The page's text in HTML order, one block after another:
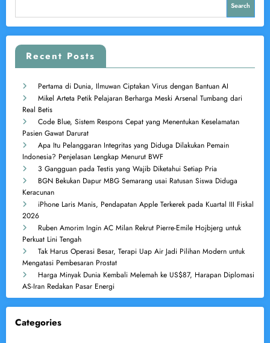
Search
Recent Posts
Pertama di Dunia, Ilmuwan Ciptakan Virus dengan Bantuan AI
Mikel Arteta Petik Pelajaran Berharga Meski Arsenal Tumbang dari
Real Betis
Code Blue, Sistem Respons Cepat yang Menentukan Keselamatan
Pasien Gawat Darurat
Apa Itu Pelanggaran Integritas yang Diduga Dilakukan Pemain
Indonesia? Penjelasan Lengkap Menurut BWF
3 Gangguan pada Testis yang Wajib Diketahui Setiap Pria
BGN Bekukan Dapur MBG Semarang usai Ratusan Siswa Diduga
Keracunan
iPhone Laris Manis, Pendapatan Apple Terkerek pada Kuartal III Fiskal
2026
Ruben Amorim Ingin AC Milan Rekrut Pierre-Emile Hojbjerg untuk
Perkuat Lini Tengah
Tak Harus Operasi Besar, Terapi Uap Air Jadi Pilihan Modern untuk
Mengatasi Pembesaran Prostat
Harga Minyak Dunia Kembali Melemah ke US$87, Harapan Diplomasi
AS-Iran Redakan Pasar Energi
Categories